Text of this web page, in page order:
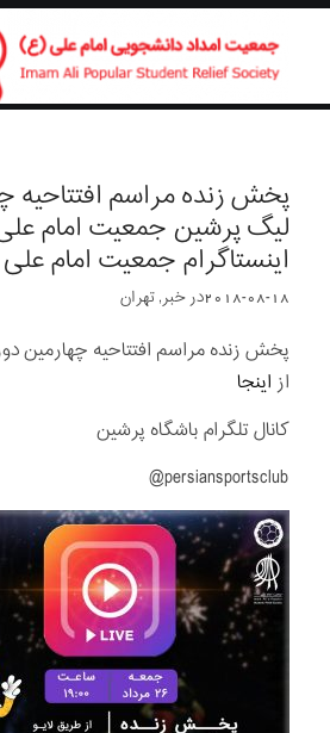
پخش زنده مراسم افتتاحیه
لیگ پرشین جمعیت امام علی
اینستاگرام جمعیت امام علی
2018-08-18درخبر,تهران
پخش زنده مراسم افتتاحیه چهارمین
ازاینجا
کانال تلگرام باشگاه پرشین
persiansportsclub@